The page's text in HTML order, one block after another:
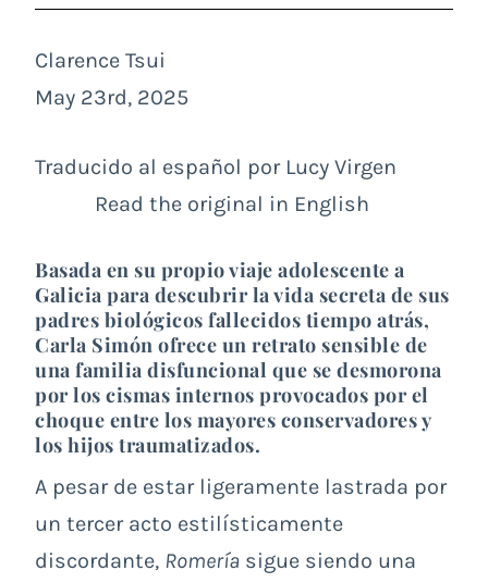
Clarence Tsui
May 23rd, 2025
Traducido al español por Lucy Virgen
Read the original in English
Basada en su propio viaje adolescente a
Galicia para descubrir la vida secreta de sus
padres biológicos fallecidos tiempo atrás,
Carla Simón ofrece un retrato sensible de
una familia disfuncional que se desmorona
por los cismas internos provocados por el
choque entre los mayores conservadores y
los hijos traumatizados.
A pesar de estar ligeramente lastrada por
un tercer acto estilísticamente
discordante, Romería sigue siendo una